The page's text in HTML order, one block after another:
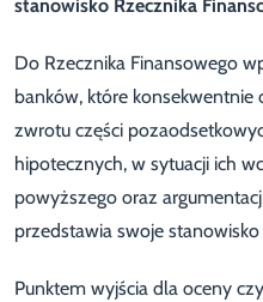
stanowisko Rzecznika
Do Rzecznika Finansowego
banków, które
zwrotu części
hipotecznych, w sytuacji ich
powyższego oraz
przedstawia swoje
Punktem wyjścia dla oceny